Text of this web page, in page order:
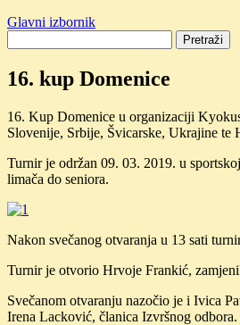
Glavni izbornik
16. kup Domenice
16. Kup Domenice u organizaciji
Slovenije, Srbije, Švicarske, Ukrajine te
Turnir je održan 09. 03. 2019. u
limača do seniora.
Nakon svečanog otvaranja u 13 sati
Turnir je otvorio Hrvoje Frankić,
Svečanom otvaranju nazočio je i Ivica
Irena Lacković, članica Izvršnog odbora.